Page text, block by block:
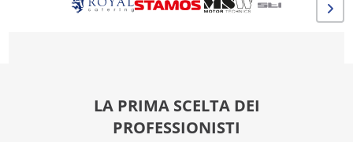
LA PRIMA SCELTA DEI
PROFESSIONISTI